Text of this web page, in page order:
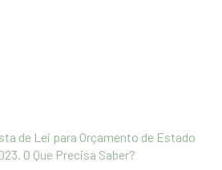
de Lei para Orçamento de Estado
O Que Precisa Saber?